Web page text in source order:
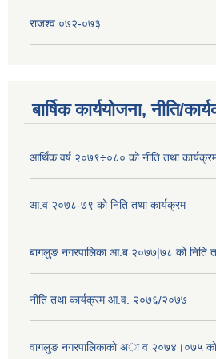
राजश्व ०७२-०७३
बार्षिक कार्ययोजना, नीति/
आर्थिक वर्ष २०७९÷०८० को नीति तथा
आ.व २०७८-७९ को निति तथा कार्यक्रम
बागलुङ नगरपालिका आ.ब २०७७|७८ को निति
नीति तथा कार्यक्रम आ.व. २०७६/२०७७
वागलुङ नगरपालिकाकाे अा‍ व २०७४।०७५ काे